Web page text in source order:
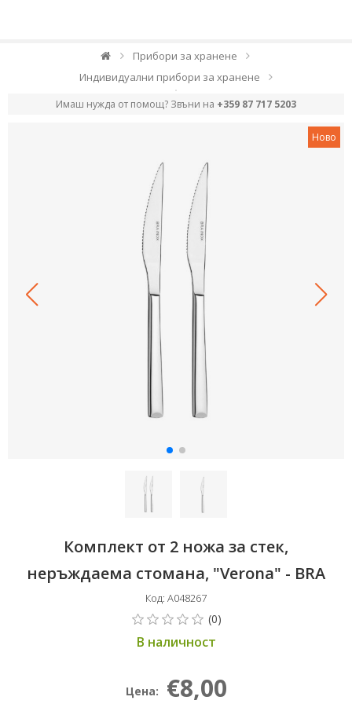
Прибори за хранене
Индивидуални прибори за хранене
Имаш нужда от помощ? Звъни на +359 87 717 5203
Ново
Комплект от 2 ножа за стек,
неръждаема стомана, "Verona" - BRA
Код: A048267
В наличност
Цена: €8,00